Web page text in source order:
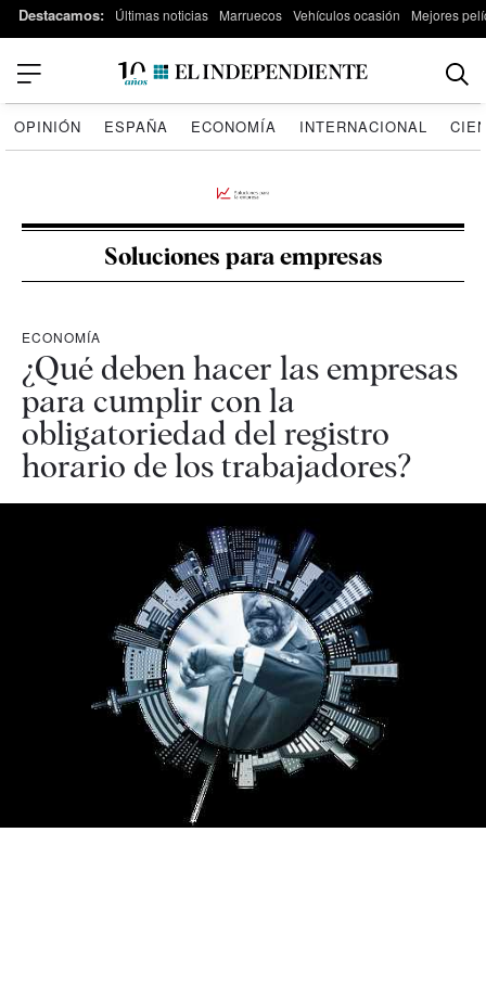
Destacamos: Últimas noticias Marruecos Vehículos ocasión Mejores
OPINIÓN ESPAÑA ECONOMÍA INTERNACIONAL
Soluciones para empresas
ECONOMÍA
¿Qué deben hacer las empresas
para cumplir con la
obligatoriedad del registro
horario de los trabajadores?